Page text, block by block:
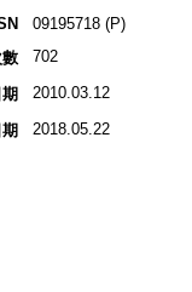
09195718 (P)
702
2010.03.12
2018.05.22